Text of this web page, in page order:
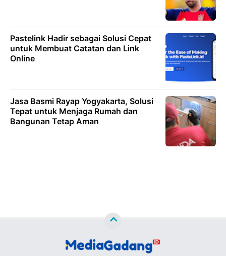
Pastelink Hadir sebagai Solusi Cepat
untuk Membuat Catatan dan Link
Online
Jasa Basmi Rayap Yogyakarta, Solusi
Tepat untuk Menjaga Rumah dan
Bangunan Tetap Aman